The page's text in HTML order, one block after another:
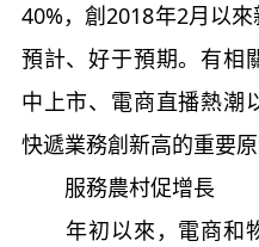
40%，創2018年2月以
預計、好于預期。有相
中上市、電商直播熱潮
快遞業務創新高的重要原
服務農村促增長
年初以來，電商和